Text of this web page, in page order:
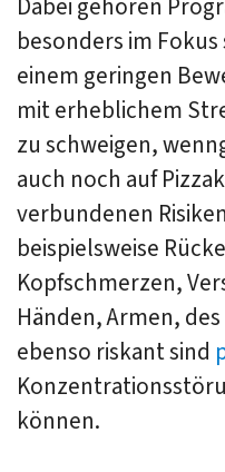
besonders im
einem geringen
mit erheblichem
zu schweigen,
auch noch auf
verbundenen
beispielsweise
Kopfschmerzen,
Händen, Armen,
ebenso riskant sind
können.